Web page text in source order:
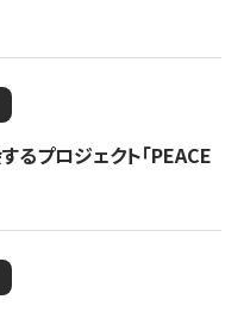
るプロジェクト「PEACE